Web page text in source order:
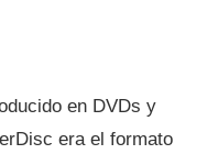
en DVDs y
era el formato